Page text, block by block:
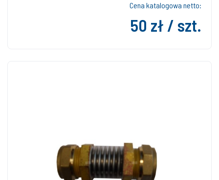
Cena katalogowa netto:
50 zł / szt.